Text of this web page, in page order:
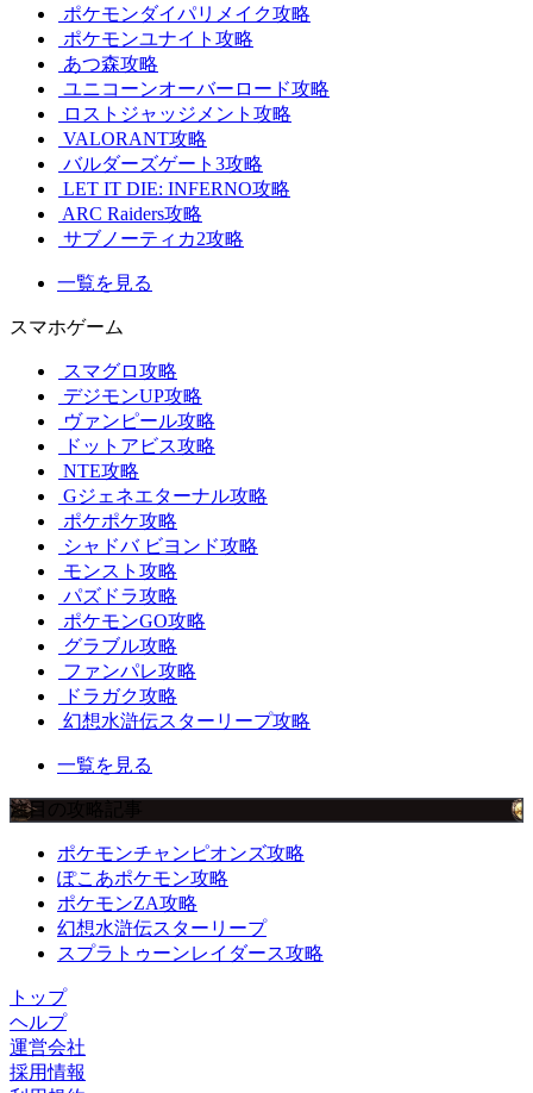
ポケモンダイパリメイク攻略
ポケモンユナイト攻略
あつ森攻略
ユニコーンオーバーロード攻略
ロストジャッジメント攻略
VALORANT攻略
バルダーズゲート3攻略
LET IT DIE: INFERNO攻略
ARC Raiders攻略
サブノーティカ2攻略
一覧を見る
スマホゲーム
スマグロ攻略
デジモンUP攻略
ヴァンピール攻略
ドットアビス攻略
NTE攻略
Gジェネエターナル攻略
ポケポケ攻略
シャドバ ビヨンド攻略
モンスト攻略
パズドラ攻略
ポケモンGO攻略
グラブル攻略
ファンパレ攻略
ドラガク攻略
幻想水滸伝スターリープ攻略
一覧を見る
注目の攻略記事
ポケモンチャンピオンズ攻略
ぽこあポケモン攻略
ポケモンZA攻略
幻想水滸伝スターリープ
スプラトゥーンレイダース攻略
トップ
ヘルプ
運営会社
採用情報